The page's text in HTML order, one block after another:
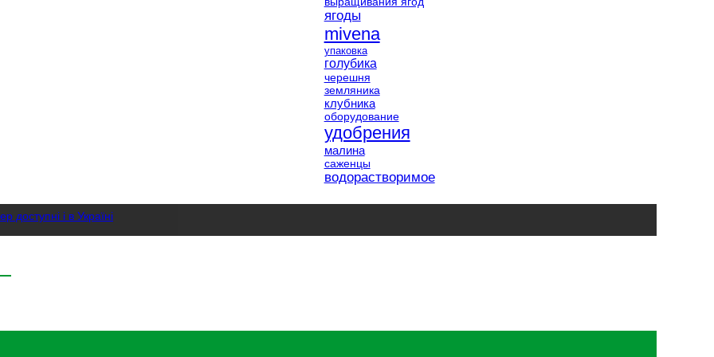
ягоды
mivena
упаковка
голубика
черешня
земляника
клубника
оборудование
удобрения
малина
саженцы
водорастворимое
доступні і в Україні
малини
захист , сорти та